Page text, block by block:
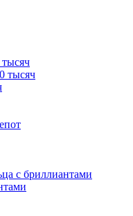
тысяч
с бриллиантами